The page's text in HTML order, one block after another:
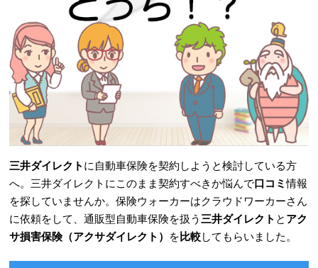
三井ダイレクト に 自動車保険を契約しようと検討している方
へ。三井ダイレクトにこのまま契約すべきか悩んで口コミ情報
を探していませんか。保険ウォーカーはクラウドワーカーさん
に依頼をして、通販型自動車保険を扱う 三井ダイレクト と アク
サ損害保険（アクサダイレクト） を 比較してもらいました。